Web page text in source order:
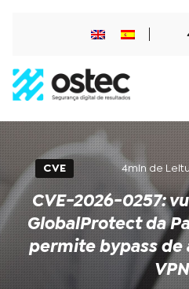
CVE 4min de
CVE-2026-0257:
GlobalProtect da
permite bypass de